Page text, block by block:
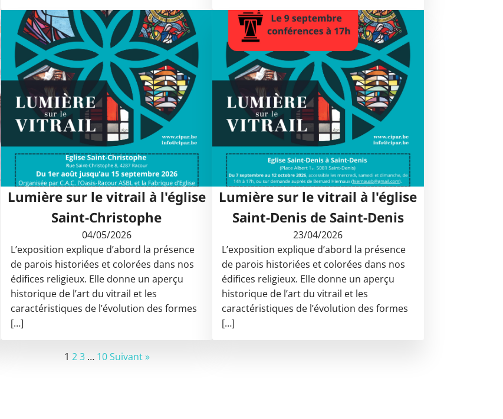
Lumière sur le vitrail à l'église
Saint-Christophe
04/05/2026
L’exposition explique d’abord la présence
de parois historiées et colorées dans nos
édifices religieux. Elle donne un aperçu
historique de l’art du vitrail et les
caractéristiques de l’évolution des formes
[…]
Lumière sur le vitrail à l'église
Saint-Denis de Saint-Denis
23/04/2026
L’exposition explique d’abord la présence
de parois historiées et colorées dans nos
édifices religieux. Elle donne un aperçu
historique de l’art du vitrail et les
caractéristiques de l’évolution des formes
[…]
1 2 3 … 10 Suivant »